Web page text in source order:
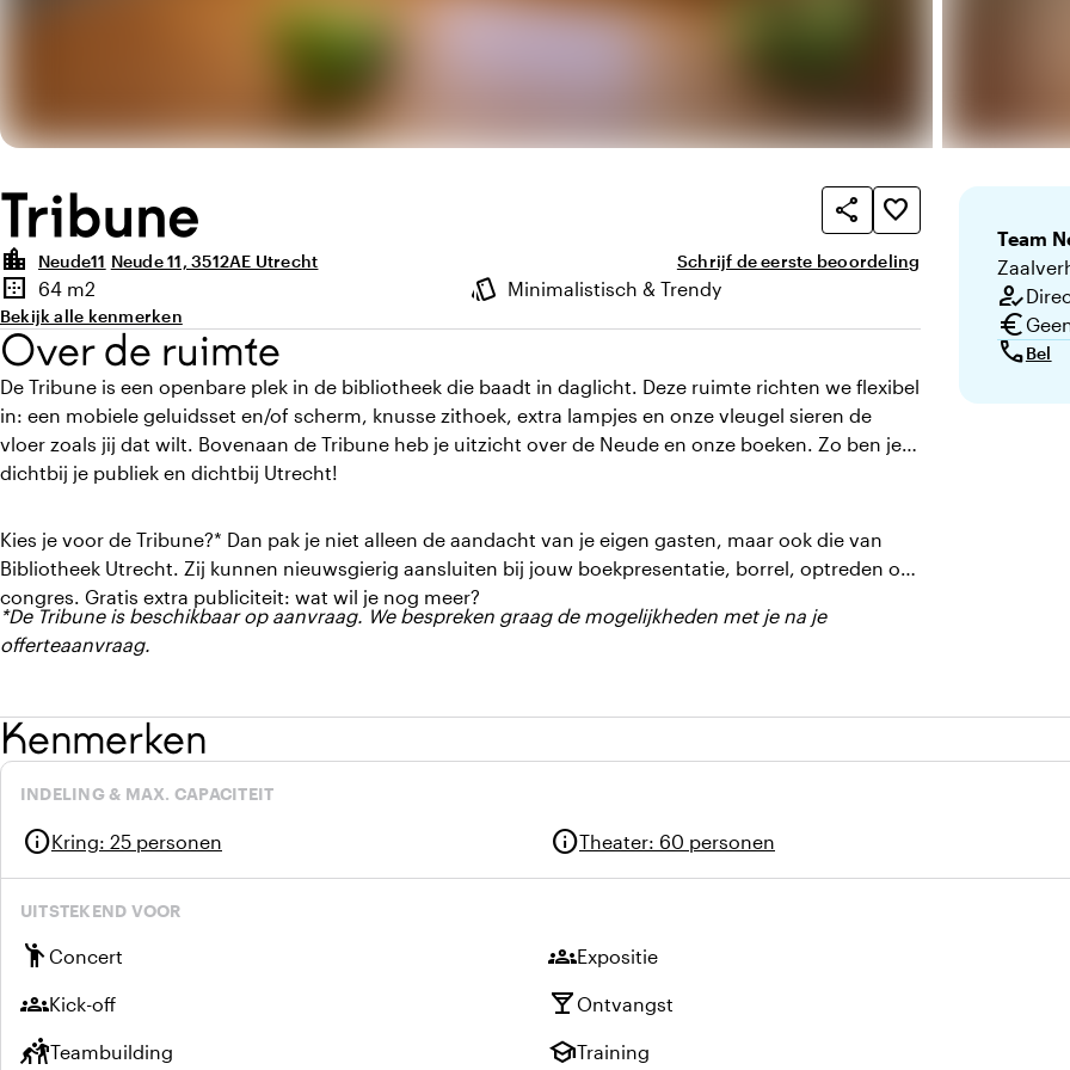
Tribune share
favorite_border
location_city
Neude11 Neude 11, 3512AE Utrecht Schrijf de eerste beoordeling
Highlights
border_outer
Oppervlakte
64 m2 style
Sfeer en uitstraling
Minimalistisch & Trendy
Bekijk alle kenmerken
Over de ruimte
De Tribune is een openbare plek in de bibliotheek die baadt in daglicht. Deze ruimte richten we flexibel
in: een mobiele geluidsset en/of scherm, knusse zithoek, extra lampjes en onze vleugel sieren de
vloer zoals jij dat wilt. Bovenaan de Tribune heb je uitzicht over de Neude en onze boeken. Zo ben je
dichtbij je publiek en dichtbij Utrecht!
Kies je voor de Tribune?* Dan pak je niet alleen de aandacht van je eigen gasten, maar ook die van
Bibliotheek Utrecht. Zij kunnen nieuwsgierig aansluiten bij jouw boekpresentatie, borrel, optreden of
congres. Gratis extra publiciteit: wat wil je nog meer?
*De Tribune is beschikbaar op aanvraag. We bespreken graag de mogelijkheden met je na je
offerteaanvraag.
Team
how_to_reg
euro
callBel
Kenmerken
INDELING & MAX. CAPACITEIT
infoKring: 25 personen infoTheater: 60 personen
UITSTEKEND VOOR
emoji_peopleConcert groupsExpositie
groupsKick-off local_bar Ontvangst
sports_kabaddiTeambuilding schoolTraining